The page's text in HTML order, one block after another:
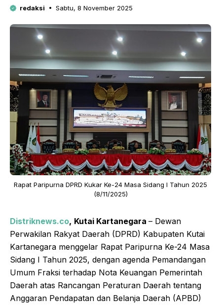
redaksi Sabtu, 8 November 2025
Rapat Paripurna DPRD Kukar Ke-24 Masa Sidang I Tahun 2025
(8/11/2025)
Distriknews.co, Kutai Kartanegara – Dewan
Perwakilan Rakyat Daerah (DPRD) Kabupaten Kutai
Kartanegara menggelar Rapat Paripurna Ke-24 Masa
Sidang I Tahun 2025, dengan agenda Pemandangan
Umum Fraksi terhadap Nota Keuangan Pemerintah
Daerah atas Rancangan Peraturan Daerah tentang
Anggaran Pendapatan dan Belanja Daerah (APBD)